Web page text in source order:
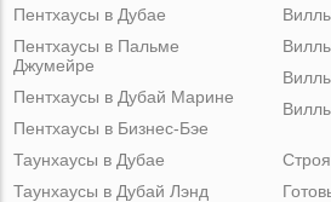
Пентхаусы в Дубае
Пентхаусы в Пальме
Джумейре
Пентхаусы в Дубай Марине
Пентхаусы в Бизнес-Бэе
Таунхаусы в Дубае
Таунхаусы в Дубай Лэнд